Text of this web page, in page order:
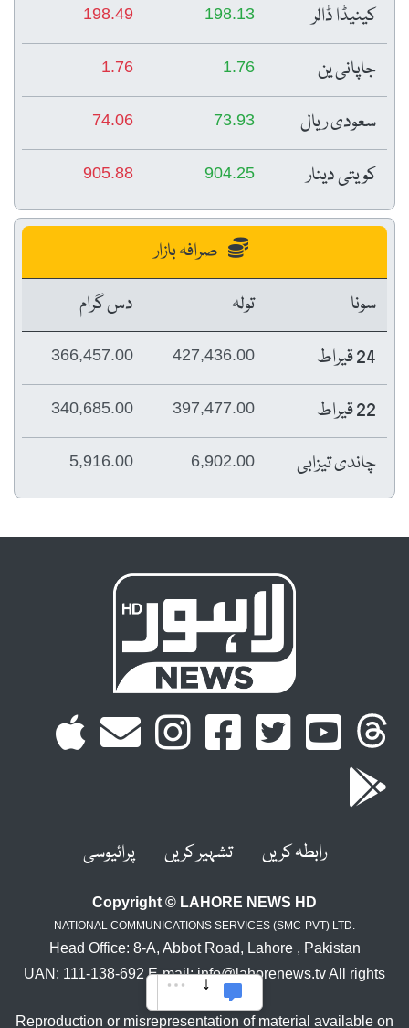
کینیڈا ڈالر 198.13
198.49
جاپانی ین 1.76
1.76
سعودی ریال 73.93
74.06
کویتی دینار 904.25
905.88
صرافہ بازار
سونا
تولہ
دس گرام
24 قیراط
427,436.00
366,457.00
22 قیراط 397,477.00
340,685.00
چاندی تیزابی 6,902.00
5,916.00
رابطہ کریں تشہیر کریں پرائیوسی
Copyright © LAHORE NEWS HD
NATIONAL COMMUNICATIONS SERVICES (SMC-PVT) LTD.
Head Office: 8-A, Abbot Road, Lahore , Pakistan
UAN: 111-138-692 E-mail: info@lahorenews.tv All rights
reserved.
Reproduction or misrepresentation of material available on